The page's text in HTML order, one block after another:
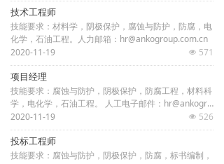
技术工程师
技能要求：材料学，阴极保护，腐蚀与防护，防腐，电
化学，石油工程。人力邮箱：hr@ankogroup.com.cn
넶 571
2020-11-19
项目经理
技能要求：腐蚀与防护，阴极保护，防腐工程，材料科
学，电化学，石油工程。 人工电子邮件：hr@ankogro
up.com.cn
넶 526
2020-11-19
投标工程师
技能要求：腐蚀与防护，阴极保护，防腐，标书编制，